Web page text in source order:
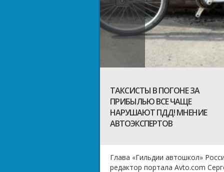
ТАКСИСТЫ В ПОГОНЕ ЗА
ПРИБЫЛЬЮ ВСЕ ЧАЩЕ
НАРУШАЮТ ПДД! МНЕНИЕ
АВТОЭКСПЕРТОВ
Глава «Гильдии автошкол»
редактор портала Avto.com